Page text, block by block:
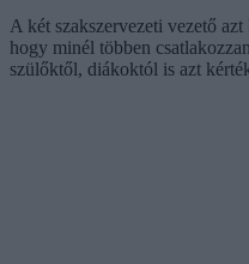
A két szakszervezeti vezető
hogy minél többen
szülőktől, diákoktól is azt